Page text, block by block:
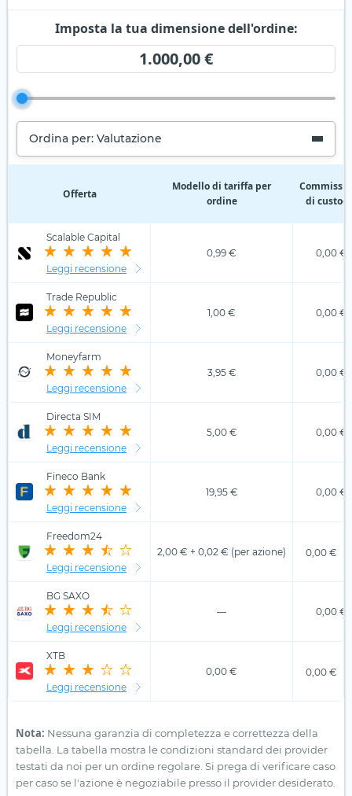
Imposta la tua dimensione dell'ordine:
1.000,00 €
Ordina per: Valutazione
Offerta
Modello di tariffa per
ordine
di
Scalable Capital
Leggi recensione
0,99 € 0,00 €
Trade Republic
Leggi recensione
1,00 € 0,00 €
Moneyfarm
Leggi recensione
3,95 € 0,00 €
Directa SIM
Leggi recensione
5,00 € 0,00 €
Fineco Bank
Leggi recensione
19,95 € 0,00 €
Freedom24
Leggi recensione
2,00 € + 0,02 € (per azione) 0,00 €
BG SAXO
Leggi recensione
— 0,00 €
XTB
Leggi recensione
0,00 € 0,00 €
Nota: Nessuna garanzia di completezza e correttezza della
tabella. La tabella mostra le condizioni standard dei provider
testati da noi per un ordine regolare. Si prega di verificare caso
per caso se l'azione è negoziabile presso il provider desiderato.